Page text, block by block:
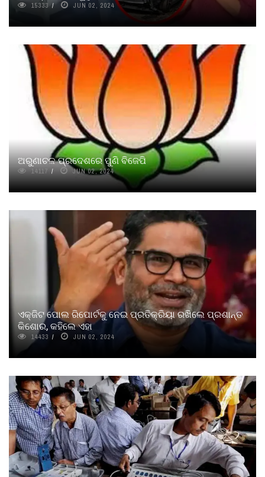
15333 JUN 02, 2024
ଅରୁଣାଚଳ ପ୍ରଦେଶରେ ପୁଣି ବିଜେପି
14117 JUN 02, 2024
ଏକ୍‌‌ଜିଟ ପୋଲ ରିପୋର୍ଟକୁ ନେଇ ପ୍ରତିକ୍ରିୟା ରଖିଲେ ପ୍ରଶାନ୍ତ
କିଶୋର, କହିଲେ ଏହା
14433 JUN 02, 2024